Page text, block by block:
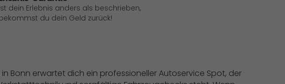
dein Erlebnis anders als beschrieben,
du dein Geld zurück!
Bonn erwartet dich ein professioneller Autoservice Spot, der